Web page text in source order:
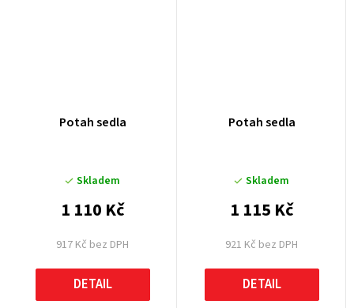
Potah sedla
Skladem
917 Kč bez DPH
1 110 Kč
DETAIL
Potah sedla
Skladem
921 Kč bez DPH
1 115 Kč
DETAIL